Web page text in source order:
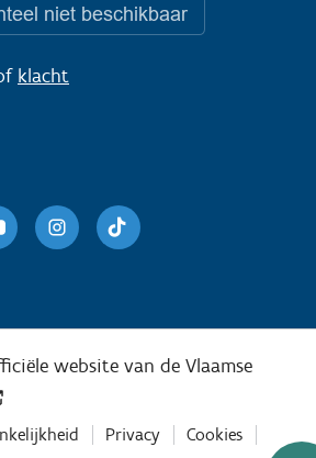
niet beschikbaar
klacht
YoutubeInstagram
Privacy
Cookies